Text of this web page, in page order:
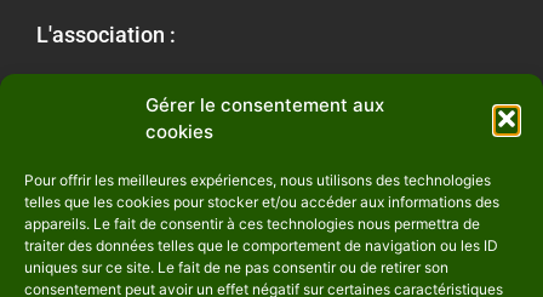
Gérer le consentement aux
cookies
Pour offrir les meilleures expériences, nous utilisons des technologies
telles que les cookies pour stocker et/ou accéder aux informations des
appareils. Le fait de consentir à ces technologies nous permettra de
traiter des données telles que le comportement de navigation ou les ID
uniques sur ce site. Le fait de ne pas consentir ou de retirer son
consentement peut avoir un effet négatif sur certaines caractéristiques
L'association :
Contactez-nous
Mentions Légales
Politique de confidentialité